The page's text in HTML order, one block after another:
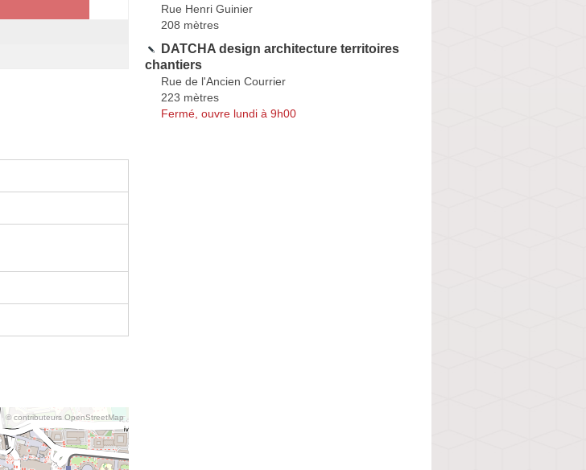
© contributeurs OpenStreetMap
Rue Henri Guinier
208 mètres
DATCHA design architecture territoires
chantiers
Rue de l'Ancien Courrier
223 mètres
Fermé, ouvre lundi à 9h00